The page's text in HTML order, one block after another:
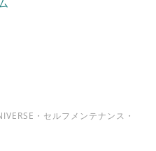
・ セルフメンテナンス ・